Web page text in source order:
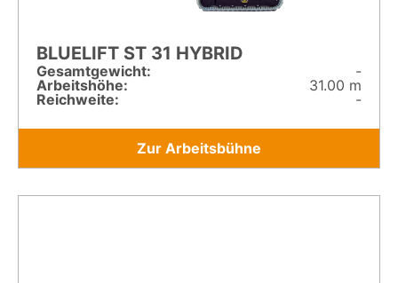
BLUELIFT ST 31 HYBRID
Gesamt­gewicht:
-
Arbeitshöhe:
31.00 m
Reichweite:
-
Zur Arbeitsbühne